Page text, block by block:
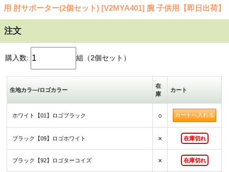
用 肘サポーター(2個セット) [V2MYA401] 腕 子供用【即日出荷】
注文
購入数: 組（2個セット）
生地カラ―/ロゴカラー
在
庫
カート
ホワイト【01】ロゴブラック ○
ブラック【09】ロゴホワイト × 在庫切れ
ブラック【92】ロゴターコイズ × 在庫切れ